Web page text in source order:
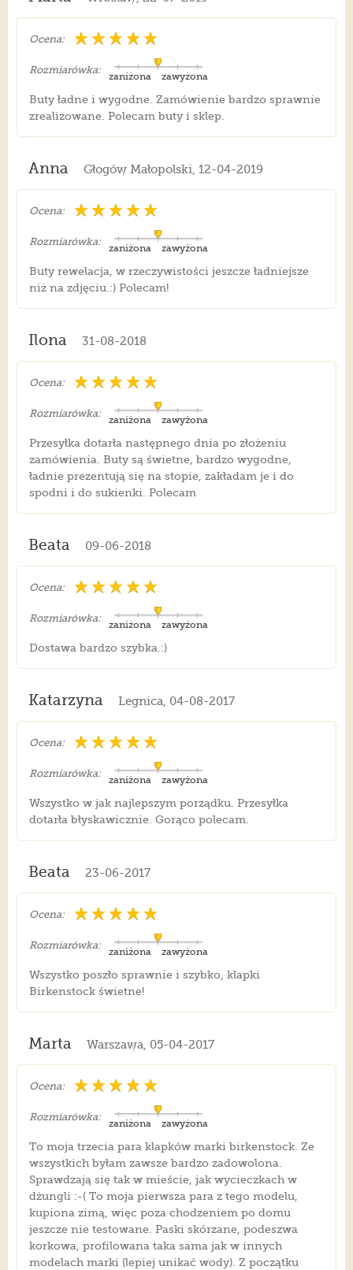
Ocena:
Rozmiarówka:
zawyżona
zaniżona
Buty ładne i wygodne. Zamówienie bardzo sprawnie
zrealizowane. Polecam buty i sklep.
Anna Głogów Małopolski, 12-04-2019
Ocena:
Rozmiarówka:
zawyżona
zaniżona
Buty rewelacja, w rzeczywistości jeszcze ładniejsze
niż na zdjęciu.:) Polecam!
Ilona 31-08-2018
Ocena:
Rozmiarówka:
zawyżona
zaniżona
Przesyłka dotarła następnego dnia po złożeniu
zamówienia. Buty są świetne, bardzo wygodne,
ładnie prezentują się na stopie, zakładam je i do
spodni i do sukienki. Polecam
Beata 09-06-2018
Ocena:
Rozmiarówka:
zawyżona
zaniżona
Dostawa bardzo szybka.:)
Katarzyna Legnica, 04-08-2017
Ocena:
Rozmiarówka:
zawyżona
zaniżona
Wszystko w jak najlepszym porządku. Przesyłka
dotarła błyskawicznie. Gorąco polecam.
Beata 23-06-2017
Ocena:
Rozmiarówka:
zawyżona
zaniżona
Wszystko poszło sprawnie i szybko, klapki
Birkenstock świetne!
Marta Warszawa, 05-04-2017
Ocena:
Rozmiarówka:
zawyżona
zaniżona
To moja trzecia para klapków marki birkenstock. Ze
wszystkich byłam zawsze bardzo zadowolona.
Sprawdzają się tak w mieście, jak wycieczkach w
dżungli :-( To moja pierwsza para z tego modelu,
kupiona zimą, więc poza chodzeniem po domu
jeszcze nie testowane. Paski skórzane, podeszwa
korkowa, profilowana taka sama jak w innych
modelach marki (lepiej unikać wody). Z początku